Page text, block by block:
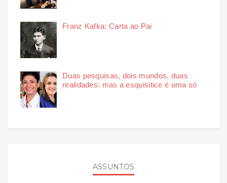
Franz Kafka: Carta ao Pai
Duas pesquisas, dois mundos, duas
realidades: mas a esquisitice é uma só
ASSUNTOS